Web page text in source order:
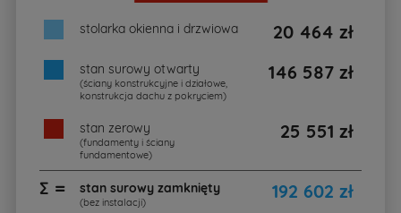
stolarka okienna i drzwiowa 20 464 zł
stan surowy otwarty
(ściany konstrukcyjne i działowe,
konstrukcja dachu z pokryciem)
146 587 zł
stan zerowy
(fundamenty i ściany
fundamentowe)
25 551 zł
∑ = stan surowy zamknięty
(bez instalacji) 192 602 zł